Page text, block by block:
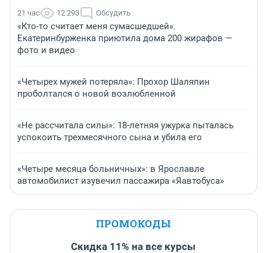
21 час 12 293 Обсудить
«Кто-то считает меня сумасшедшей».
Екатеринбурженка приютила дома 200 жирафов —
фото и видео
«Четырех мужей потеряла»: Прохор Шаляпин
проболтался о новой возлюбленной
«Не рассчитала силы»: 18-летняя ужурка пыталась
успокоить трехмесячного сына и убила его
«Четыре месяца больничных»: в Ярославле
автомобилист изувечил пассажира «Яавтобуса»
ПРОМОКОДЫ
Скидка 11% на все курсы